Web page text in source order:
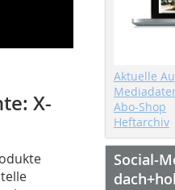
X-
Aktuelle
Abo-Shop
Heftarchiv
Social-